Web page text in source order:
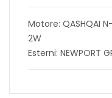
Motore: QASHQAI
2W
Esterni: NEWPORT